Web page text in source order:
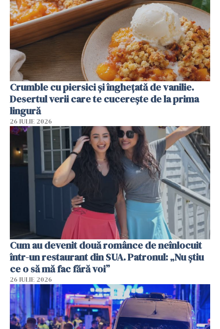
Crumble cu piersici și înghețată de vanilie.
Desertul verii care te cucerește de la prima
lingură
26 IULIE 2026
Cum au devenit două românce de neînlocuit
într-un restaurant din SUA. Patronul: „Nu știu
ce o să mă fac fără voi”
26 IULIE 2026